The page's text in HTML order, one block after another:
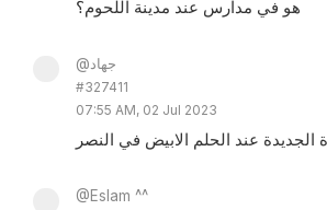
هو في مدارس عند مدينة اللحوم؟
@جهاد
#327411
07:55 AM, 02 Jul 2023
الجديدة عند الحلم الابيض في النصر
@Eslam ^^